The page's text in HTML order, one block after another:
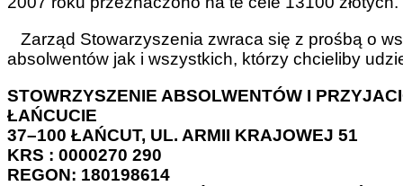
Zarząd Stowarzyszenia zwraca się z prośbą o
absolwentów jak i wszystkich, którzy chcieliby
STOWRZYSZENIE ABSOLWENTÓW I
ŁAŃCUCIE
37–100 ŁAŃCUT, UL. ARMII KRAJOWEJ 51
KRS : 0000270 290
REGON: 180198614